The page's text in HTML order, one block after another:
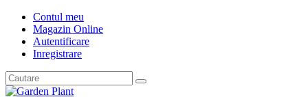
Contul meu
Magazin Online
Autentificare
Inregistrare